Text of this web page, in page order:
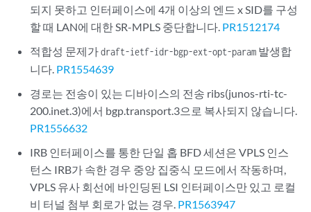
되지 못하고 인터페이스에 4개 이상의 엔드 x SID를 구성
할 때 LAN에 대한 SR-MPLS 중단합니다. PR1512174
적합성 문제가draft-ietf-idr-bgp-ext-opt-param 발생합
니다. PR1554639
경로는 전송이 있는 디바이스의 전송 ribs(junos-rti-tc-
200.inet.3)에서 bgp.transport.3으로 복사되지 않습니다.
PR1556632
IRB 인터페이스를 통한 단일 홉 BFD 세션은 VPLS 인스
턴스 IRB가 속한 경우 중앙 집중식 모드에서 작동하며,
VPLS 유사 회선에 바인딩된 LSI 인터페이스만 있고 로컬
비 터널 첨부 회로가 없는 경우. PR1563947